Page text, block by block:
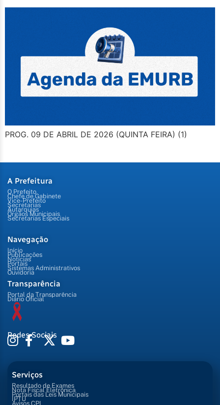
PROG. 09 DE ABRIL DE 2026 (QUINTA FEIRA) (1)
A Prefeitura
O Prefeito
Chefe de Gabinete
Vice-Prefeito
Secretarias
Autarquias
Órgãos Municipais
Secretarias Especiais
Navegação
Início
Publicações
Notícias
Portais
Sistemas Administrativos
Ouvidoria
Transparência
Portal da Transparência
Diário Oficial
Redes Sociais
Serviços
Resultado de Exames
Nota Fiscal Eletrônica
Portais das Leis Municipais
IPTU
Avisos CPL